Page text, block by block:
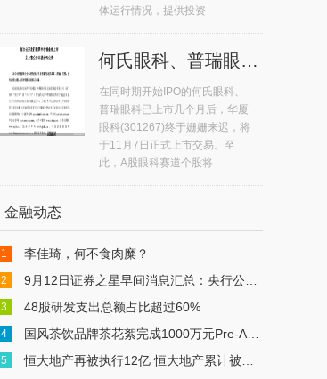
体运行情况，提供投资
何氏眼科、普瑞眼科11月7日上市 A股眼科赛道个股达5只
在同时期开始IPO的何氏眼科、
普瑞眼科已上市几个月后，华厦
眼科(301267)终于姗姗来迟，将
于11月7日正式上市交易。至
此，A股眼科赛道个股将
金融动态
1 李佳琦，何不食肉糜？
2 9月12日证券之星早间消息汇总：央行公布重磅数据
3 48股研发支出总额占比超过60%
4 国风茶饮品牌茶花絮完成1000万元Pre-A轮融资
5 恒大地产再被执行12亿 恒大地产累计被执行超549亿